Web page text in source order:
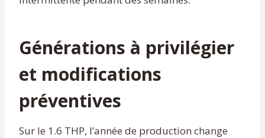
Générations à privilégier
et modifications
préventives
Sur le 1.6 THP, l’année de production change